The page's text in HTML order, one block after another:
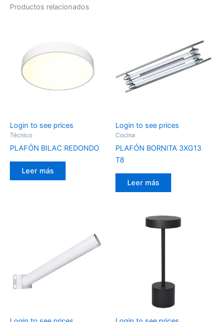
Productos relacionados
Login to see prices
Técnico
PLAFÓN BILAC REDONDO
Leer más
Login to see prices
Cocina
PLAFÓN BORNITA 3XG13
T8
Leer más